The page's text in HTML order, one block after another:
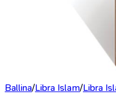
Ballina/Libra Islam/Libra